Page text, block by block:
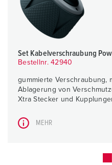
Set Kabelverschraubung
Bestellnr. 42940
gummierte Verschraubung,
Ablagerung von
Xtra Stecker und
MEHR